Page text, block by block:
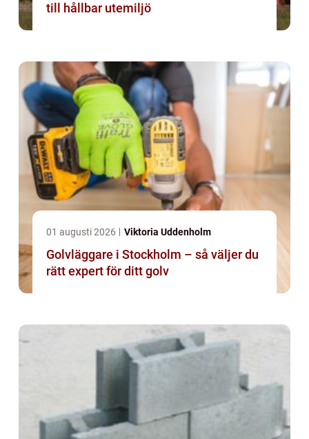
till hållbar utemiljö
01 augusti 2026 Viktoria Uddenholm
Golvläggare i Stockholm – så väljer du
rätt expert för ditt golv